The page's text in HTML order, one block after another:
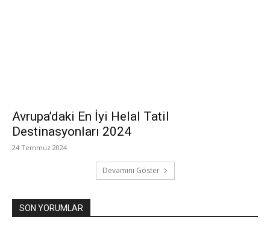
Avrupa’daki En İyi Helal Tatil
Destinasyonları 2024
24 Temmuz 2024
Devamını Göster
SON YORUMLAR